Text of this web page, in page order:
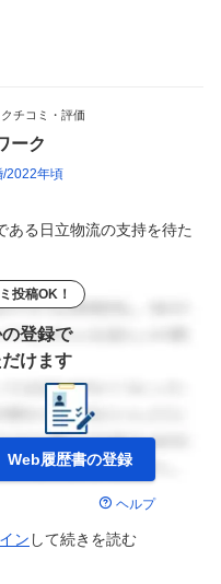
チコミ・評価
ーク
2022年頃
ある日立物流の支持を待た
投稿OK！
登録で
けます
Web履歴書の登録
ヘルプ
ン して続きを読む